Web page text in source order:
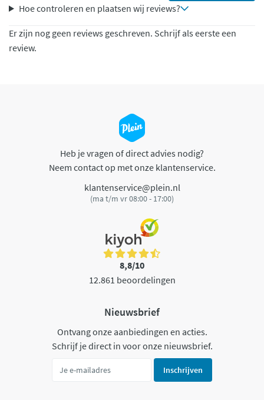
Hoe controleren en plaatsen wij reviews?
Er zijn nog geen reviews geschreven. Schrijf als eerste een
review.
Heb je vragen of direct advies nodig?
Neem contact op met onze klantenservice.
klantenservice@plein.nl
(ma t/m vr 08:00 - 17:00)
8,8/10
12.861 beoordelingen
Nieuwsbrief
Ontvang onze aanbiedingen en acties.
Schrijf je direct in voor onze nieuwsbrief.
Inschrijven